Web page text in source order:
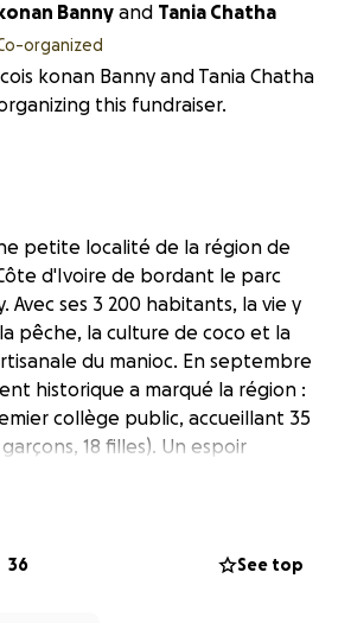
Banny and Tania Chatha
organized
konan Banny and Tania Chatha
this fundraiser.
petite localité de la région de
d'Ivoire de bordant le parc
Avec ses 3 200 habitants, la vie y
pêche, la culture de coco et la
du manioc. En septembre
historique a marqué la région :
collège public, accueillant 35
18 filles). Un espoir
L’école manque d’un espace
36 See top